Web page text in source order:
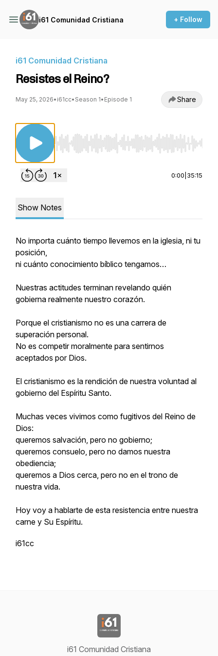
i61 Comunidad Cristiana + Follow
i61 Comunidad Cristiana
Resistes el Reino?
May 25, 2026• i61cc• Season 1• Episode 1 Share
Use Left/Right to seek, Home/End to jump to
0:00 35:15
Show Notes
No importa cuánto tiempo llevemos en la iglesia, ni tu
posición,
ni cuánto conocimiento bíblico tengamos…
Nuestras actitudes terminan revelando quién
gobierna realmente nuestro corazón.
Porque el cristianismo no es una carrera de
superación personal.
No es competir moralmente para sentirnos
aceptados por Dios.
El cristianismo es la rendición de nuestra voluntad al
gobierno del Espíritu Santo.
Muchas veces vivimos como fugitivos del Reino de
Dios:
queremos salvación, pero no gobierno;
queremos consuelo, pero no damos nuestra
obediencia;
queremos a Dios cerca, pero no en el trono de
nuestra vida.
Hoy voy a hablarte de esta resistencia entre nuestra
carne y Su Espíritu.
i61cc
i61 Comunidad Cristiana